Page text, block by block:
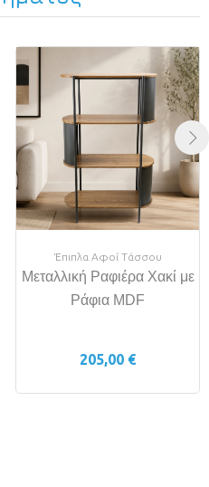
Έπιπλα Αφοί Τάσσου
Μεταλλική Ραφιέρα Χακί με
Ράφια MDF
205,00 €